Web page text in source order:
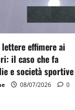
effimere ai
il caso che fa
e società sportive
08/07/2026 0